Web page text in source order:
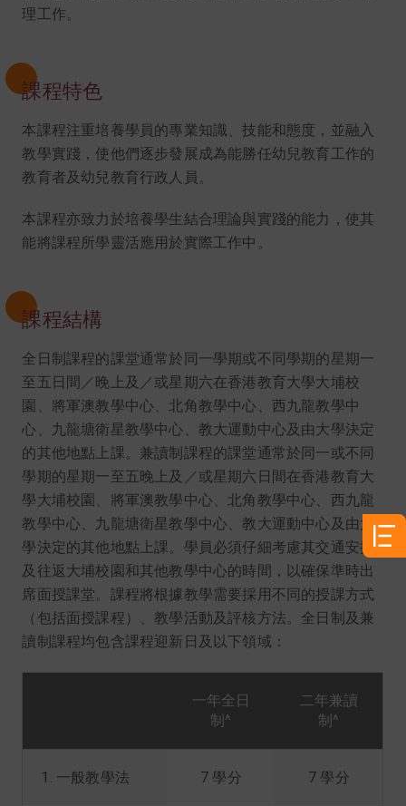
理工作。
課程特色
本課程注重培養學員的專業知識、技能和態度，並融入
教學實踐，使他們逐步發展成為能勝任幼兒教育工作的
教育者及幼兒教育行政人員。
本課程亦致力於培養學生結合理論與實踐的能力，使其
能將課程所學靈活應用於實際工作中。
課程結構
全日制課程的課堂通常於同一學期或不同學期的星期一
至五日間／晚上及／或星期六在香港教育大學大埔校
園、將軍澳教學中心、北角教學中心、西九龍教學中
心、九龍塘衛星教學中心、教大運動中心及由大學決定
的其他地點上課。兼讀制課程的課堂通常於同一或不同
學期的星期一至五晚上及／或星期六日間在香港教育大
學大埔校園、將軍澳教學中心、北角教學中心、西九龍
教學中心、九龍塘衛星教學中心、教大運動中心及由大
學決定的其他地點上課。學員必須仔細考慮其交通安排
及往返大埔校園和其他教學中心的時間，以確保準時出
席面授課堂。課程將根據教學需要採用不同的授課方式
（包括面授課程）、教學活動及評核方法。全日制及兼
讀制課程均包含課程迎新日及以下領域：
一年全日
制^
二年兼讀
制^
1. 一般教學法 7 學分 7 學分